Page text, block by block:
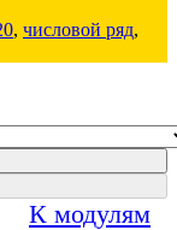
, числовой ряд,
К модулям